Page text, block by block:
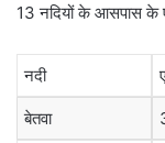
13 नदियों के आसपास के
नदी
बेतवा